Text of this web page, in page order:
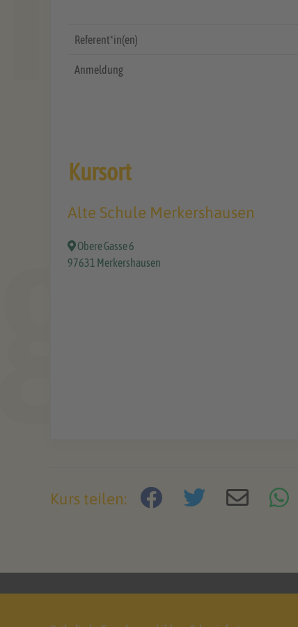
Referent*in(en)
Anmeldung
Kursort
Alte Schule Merkershausen
Obere Gasse 6
97631 Merkershausen
Kurs teilen: